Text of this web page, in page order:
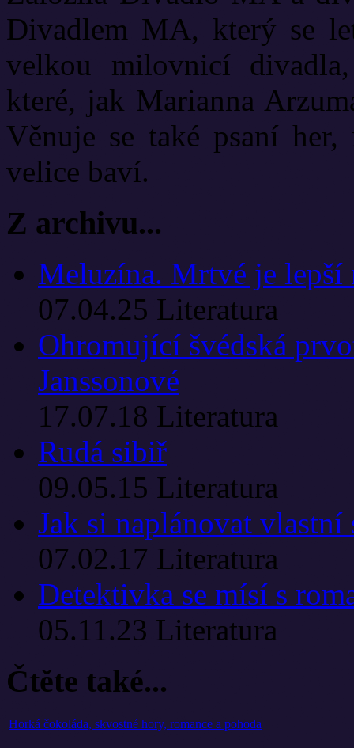
Divadlem MA, který se
velkou milovnicí
které, jak Marianna
Věnuje se také psaní
velice baví.
Z archivu...
Meluzína. Mrtvé je lepší
07.04.25 Literatura
Ohromující švédská
Janssonové
17.07.18 Literatura
Rudá sibiř
09.05.15 Literatura
Jak si naplánovat vlastní
07.02.17 Literatura
Detektivka se mísí s
05.11.23 Literatura
Čtěte také...
Horká čokoláda, skvostné hory, romance a pohoda